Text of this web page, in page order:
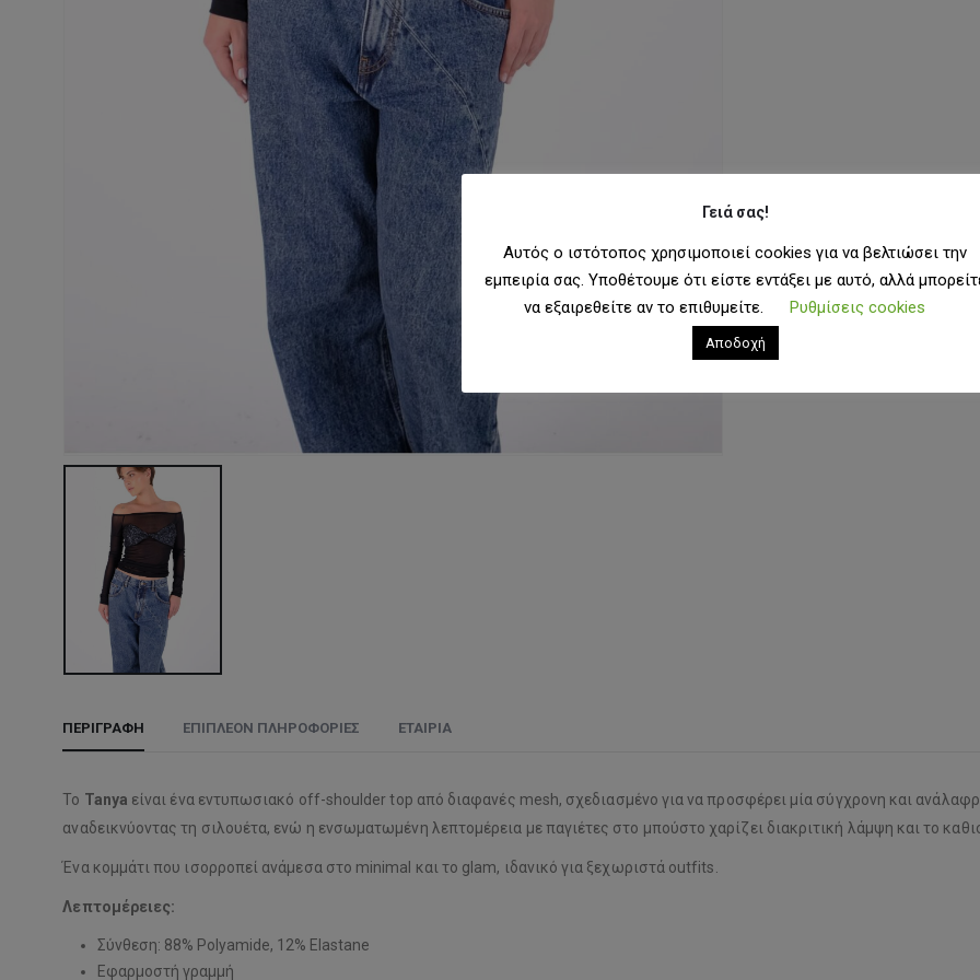
ΠΕΡΙΓΡΑΦΉ ΕΠΙΠΛΈΟΝ ΠΛΗΡΟΦΟΡΊΕΣ ΕΤΑΙΡΊΑ
Το Tanya είναι ένα εντυπωσιακό off-shoulder top από διαφανές mesh, σχεδιασμένο για να προσφέρει μία σύγχρονη και
αναδεικνύοντας τη σιλουέτα, ενώ η ενσωματωμένη λεπτομέρεια με παγιέτες στο μπούστο χαρίζει διακριτική λάμψη και το
Ένα κομμάτι που ισορροπεί ανάμεσα στο minimal και το glam, ιδανικό για ξεχωριστά outfits.
Λεπτομέρειες:
Σύνθεση: 88% Polyamide, 12% Elastane
Εφαρμοστή γραμμή
Γειά σας!
Αυτός ο ιστότοπος χρησιμοποιεί cookies για να βελτιώσει την
εμπειρία σας. Υποθέτουμε ότι είστε εντάξει με αυτό, αλλά
να εξαιρεθείτε αν το επιθυμείτε.
Ρυθμίσεις cookies
Αποδοχή